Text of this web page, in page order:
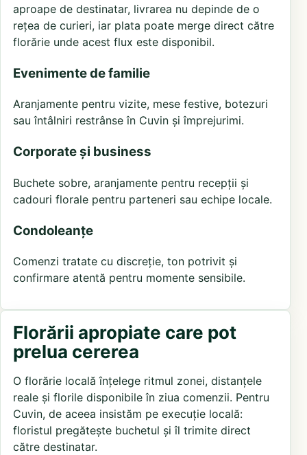
aproape de destinatar, livrarea nu depinde de o
rețea de curieri, iar plata poate merge direct către
florărie unde acest flux este disponibil.
Evenimente de familie
Aranjamente pentru vizite, mese festive, botezuri
sau întâlniri restrânse în Cuvin și împrejurimi.
Corporate și business
Buchete sobre, aranjamente pentru recepții și
cadouri florale pentru parteneri sau echipe locale.
Condoleanțe
Comenzi tratate cu discreție, ton potrivit și
confirmare atentă pentru momente sensibile.
Florării apropiate care pot
prelua cererea
O florărie locală înțelege ritmul zonei, distanțele
reale și florile disponibile în ziua comenzii. Pentru
Cuvin, de aceea insistăm pe execuție locală:
floristul pregătește buchetul și îl trimite direct
către destinatar.